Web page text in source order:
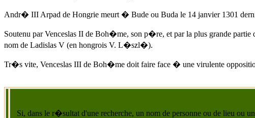
Andr� III Arpad de Hongrie meurt � Bude ou Buda le 14 janvier 1301
Soutenu par Venceslas II de Boh�me, son p�re, et par la plus grande
nom de Ladislas V (en hongrois V. L�szl�).
Tr�s vite, Venceslas III de Boh�me doit faire face � une virulente
Si, dans le r�sultat d'une recherche, un nom de personne ou de lieu ou